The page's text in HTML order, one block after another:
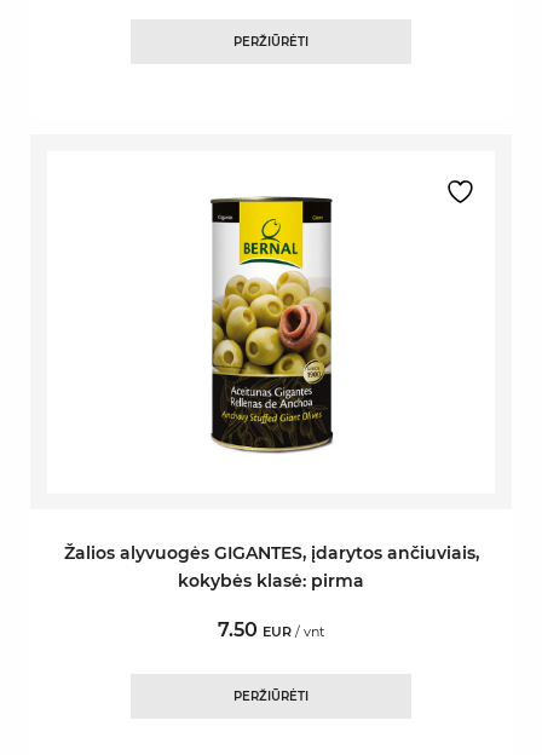
PERŽIŪRĖTI
Žalios alyvuogės GIGANTES, įdarytos ančiuviais,
kokybės klasė: pirma
7.50 EUR / vnt
PERŽIŪRĖTI